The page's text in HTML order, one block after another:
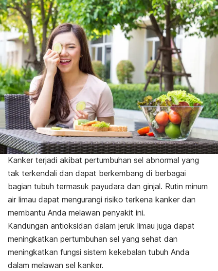
Kanker terjadi akibat pertumbuhan sel abnormal yang
tak terkendali dan dapat berkembang di berbagai
bagian tubuh termasuk payudara dan ginjal. Rutin minum
air limau dapat mengurangi risiko terkena kanker dan
membantu Anda melawan penyakit ini.
Kandungan antioksidan dalam jeruk limau juga dapat
meningkatkan pertumbuhan sel yang sehat dan
meningkatkan fungsi sistem kekebalan tubuh Anda
dalam melawan sel kanker.